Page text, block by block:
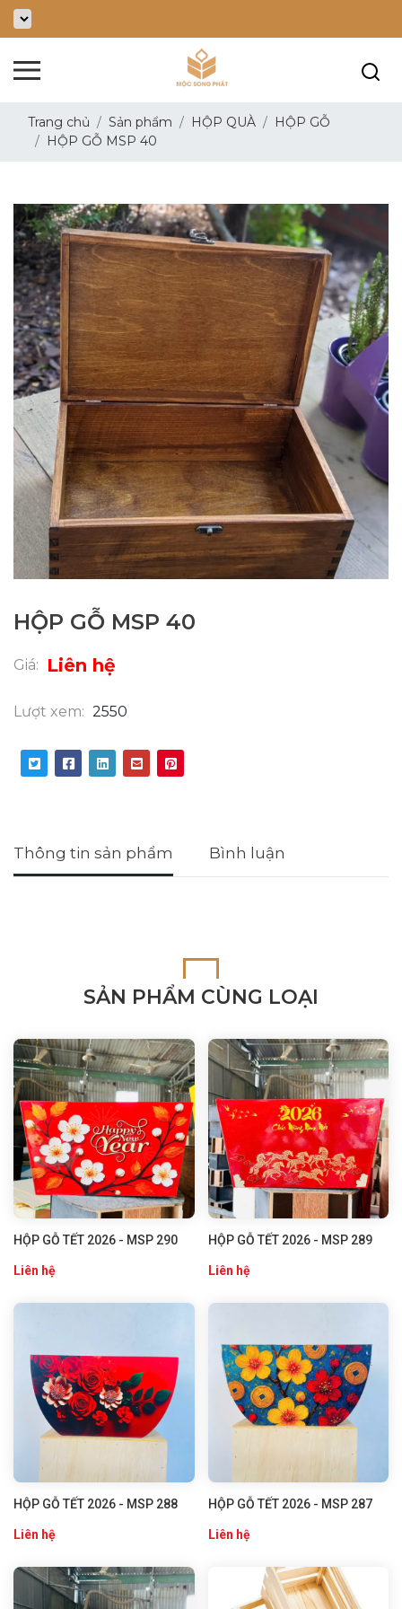
Trang chủ Sản phẩm HỘP QUÀ
HỘP GỖ
HỘP GỖ MSP 40
HỘP GỖ MSP 40
Giá: Liên hệ
Lượt xem: 2550
Thông tin sản phẩm Bình luận
SẢN PHẨM CÙNG LOẠI
HỘP GỖ TẾT 2026 - MSP 290
Liên hệ
HỘP GỖ TẾT 2026 - MSP 289
Liên hệ
HỘP GỖ TẾT 2026 - MSP 288
Liên hệ
HỘP GỖ TẾT 2026 - MSP 287
Liên hệ